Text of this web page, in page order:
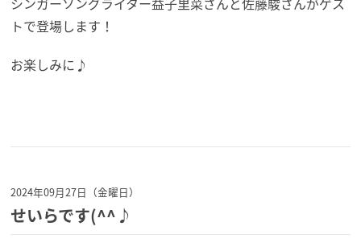
トで登場します！
お楽しみに♪
2024年09月27日（金曜日）
せいらです(^^♪